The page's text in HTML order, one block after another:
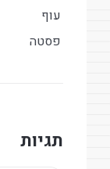
עוף
פסטה
תגיות